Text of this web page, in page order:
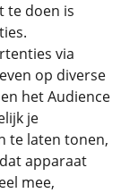
te doen is
via
op diverse
het Audience
je
te laten tonen,
apparaat
mee,